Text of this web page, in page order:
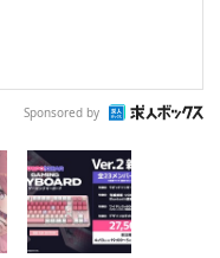
Sponsored by